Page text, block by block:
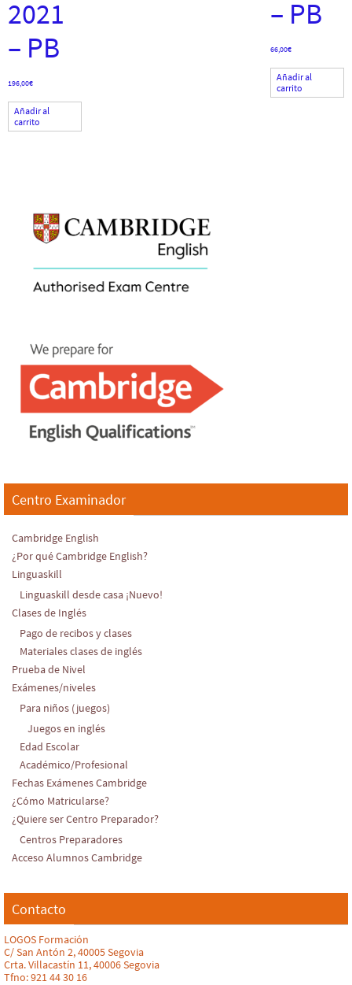
2021
– PB
196,00€
Añadir al
carrito
– PB
66,00€
Añadir al
carrito
Centro Examinador
Cambridge English
¿Por qué Cambridge English?
Linguaskill
Linguaskill desde casa ¡Nuevo!
Clases de Inglés
Pago de recibos y clases
Materiales clases de inglés
Prueba de Nivel
Exámenes/niveles
Para niños (juegos)
Juegos en inglés
Edad Escolar
Académico/Profesional
Fechas Exámenes Cambridge
¿Cómo Matricularse?
¿Quiere ser Centro Preparador?
Centros Preparadores
Acceso Alumnos Cambridge
Contacto
LOGOS Formación
C/ San Antón 2, 40005 Segovia
Crta. Villacastín 11, 40006 Segovia
Tfno: 921 44 30 16